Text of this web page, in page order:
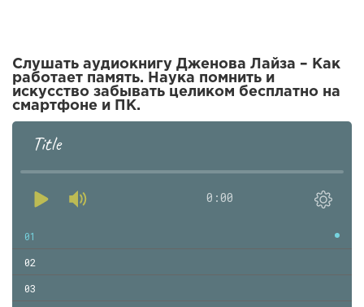
Слушать аудиокнигу Дженова Лайза – Как
работает память. Наука помнить и
искусство забывать целиком бесплатно на
смартфоне и ПК.
Title
0:00
01
02
03